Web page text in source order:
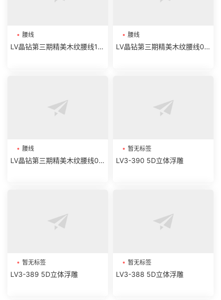
腰线
LV晶钻第三期精美木纹腰线19-
腰线
LV晶钻第三期精美木纹腰线07
腰线
LV晶钻第三期精美木纹腰线01-
暂无标签
LV3-390 5D立体浮雕
暂无标签
LV3-389 5D立体浮雕
暂无标签
LV3-388 5D立体浮雕